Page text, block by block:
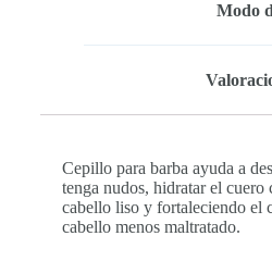
Modo
Cepillo para barba ayuda a
tenga nudos, hidratar el cuero
cabello liso y fortaleciendo el
cabello menos maltratado.